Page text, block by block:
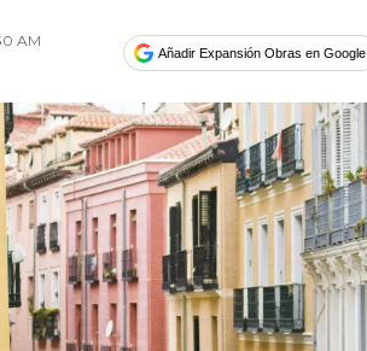
AM
Añadir Expansión Obras en Google